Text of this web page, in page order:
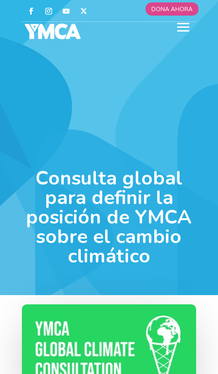
DONA AHORA
Consulta global
para definir la
posición de YMCA
sobre el cambio
climático